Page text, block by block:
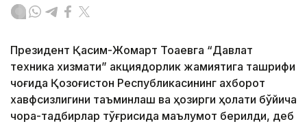
Президент Қасим-Жомарт Тоқаевга “Давлат
техника хизмати” акциядорлик жамиятига ташрифи
чоғида Қозоғистон Республикасининг ахборот
хавфсизлигини таъминлаш ва ҳозирги ҳолати бўйича
чора-тадбирлар тўғрисида маълумот берилди, деб